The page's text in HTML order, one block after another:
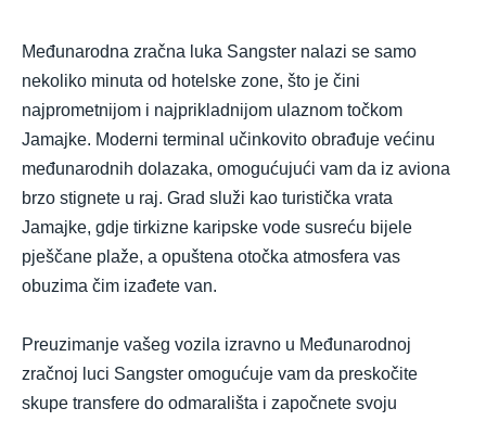
Međunarodna zračna luka Sangster nalazi se samo
nekoliko minuta od hotelske zone, što je čini
najprometnijom i najprikladnijom ulaznom točkom
Jamajke. Moderni terminal učinkovito obrađuje većinu
međunarodnih dolazaka, omogućujući vam da iz aviona
brzo stignete u raj. Grad služi kao turistička vrata
Jamajke, gdje tirkizne karipske vode susreću bijele
pješčane plaže, a opuštena otočka atmosfera vas
obuzima čim izađete van.
Preuzimanje vašeg vozila izravno u Međunarodnoj
zračnoj luci Sangster omogućuje vam da preskočite
skupe transfere do odmarališta i započnete svoju